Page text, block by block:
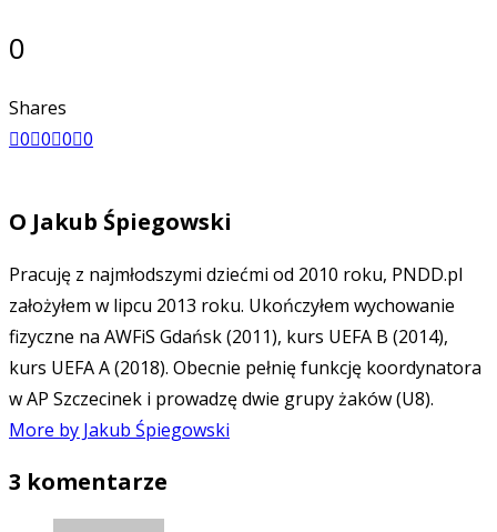
0
Shares
0 0 0 0
O Jakub Śpiegowski
Pracuję z najmłodszymi dziećmi od 2010 roku, PNDD.pl
założyłem w lipcu 2013 roku. Ukończyłem wychowanie
fizyczne na AWFiS Gdańsk (2011), kurs UEFA B (2014),
kurs UEFA A (2018). Obecnie pełnię funkcję koordynatora
w AP Szczecinek i prowadzę dwie grupy żaków (U8).
More by Jakub Śpiegowski
3 komentarze